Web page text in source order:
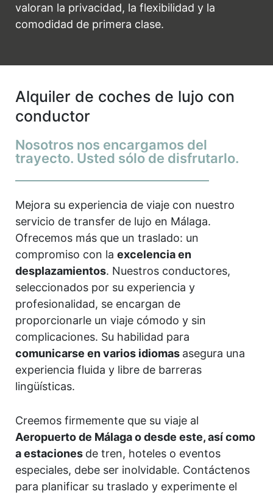
valoran la privacidad, la flexibilidad y la
comodidad de primera clase.
Alquiler de coches de lujo con
conductor
Nosotros nos encargamos del
trayecto. Usted sólo de disfrutarlo.
Mejora su experiencia de viaje con nuestro
servicio de transfer de lujo en Málaga.
Ofrecemos más que un traslado: un
compromiso con la excelencia en
desplazamientos. Nuestros conductores,
seleccionados por su experiencia y
profesionalidad, se encargan de
proporcionarle un viaje cómodo y sin
complicaciones. Su habilidad para
comunicarse en varios idiomas asegura una
experiencia fluida y libre de barreras
lingüísticas.
Creemos firmemente que su viaje al
Aeropuerto de Málaga o desde este, así como
a estaciones de tren, hoteles o eventos
especiales, debe ser inolvidable. Contáctenos
para planificar su traslado y experimente el